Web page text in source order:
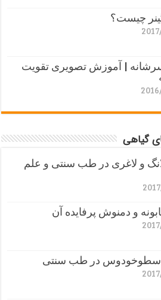
چیست؟
| آموزش تصویری تقویت
گیاهی
و لاغری در طب سنتی و علم
و دمنوش پرفایده آن
در طب سنتی